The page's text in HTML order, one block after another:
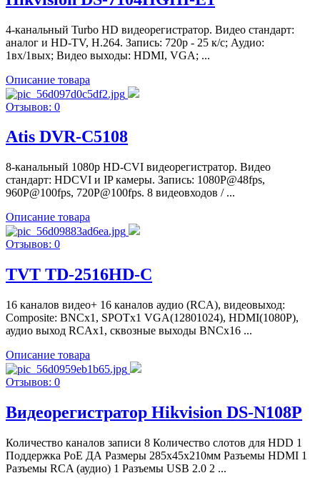
4-канальный Turbo HD видеорегистратор. Видео стандарт:
аналог и HD-TV, H.264. Запись: 720р - 25 к/с; Аудио:
1вх/1вых; Видео выходы: HDMI, VGA; ...
Описание товара
Отзывов: 0
Atis DVR-C5108
8-канальный 1080р HD-CVI видеорегистратор. Видео
стандарт: HDCVI и IP камеры. Запись: 1080P@48fps,
960P@100fps, 720P@100fps. 8 видеовходов / ...
Описание товара
Отзывов: 0
TVT TD-2516HD-C
16 каналов видео+ 16 каналов аудио (RCA), видеовыход:
Composite: BNCx1, SPOTх1 VGA(12801024), HDMI(1080P),
аудио выход RCAx1, сквозные выходы BNCх16 ...
Описание товара
Отзывов: 0
Видеорегистратор Hikvision DS-N108P
Количество каналов записи 8 Количество слотов для HDD 1
Поддержка PoE ДА Размеры 285x45x210мм Разъемы HDMI 1
Разъемы RCA (аудио) 1 Разъемы USB 2.0 2 ...